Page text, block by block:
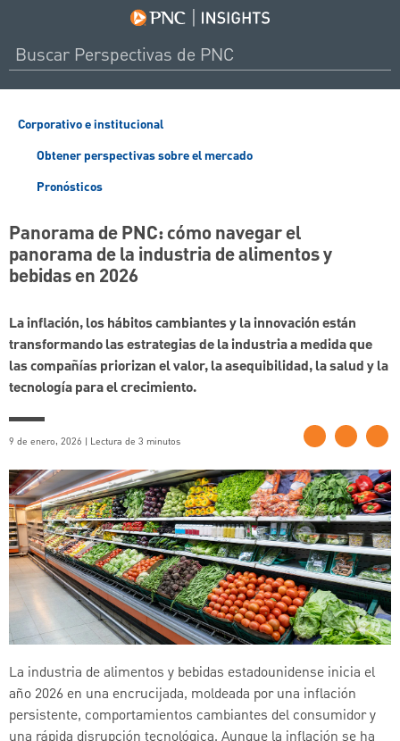
Corporativo e institucional
Obtener perspectivas sobre el mercado
Pronósticos
Panorama de PNC: cómo navegar el
panorama de la industria de alimentos y
bebidas en 2026
La inflación, los hábitos cambiantes y la innovación están
transformando las estrategias de la industria a medida que
las compañías priorizan el valor, la asequibilidad, la salud y la
tecnología para el crecimiento.
9 de enero, 2026 | Lectura de 3 minutos
La industria de alimentos y bebidas estadounidense inicia el
año 2026 en una encrucijada, moldeada por una inflación
persistente, comportamientos cambiantes del consumidor y